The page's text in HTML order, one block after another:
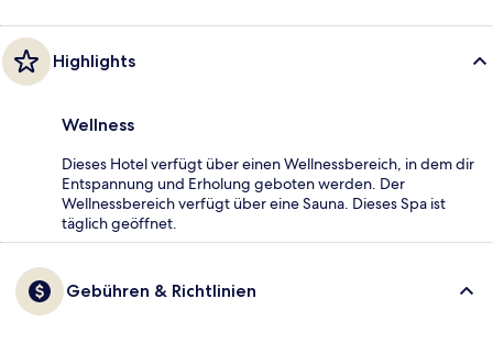
Highlights
Wellness
Dieses Hotel verfügt über einen Wellnessbereich, in dem dir
Entspannung und Erholung geboten werden. Der
Wellnessbereich verfügt über eine Sauna. Dieses Spa ist
täglich geöffnet.
Gebühren & Richtlinien